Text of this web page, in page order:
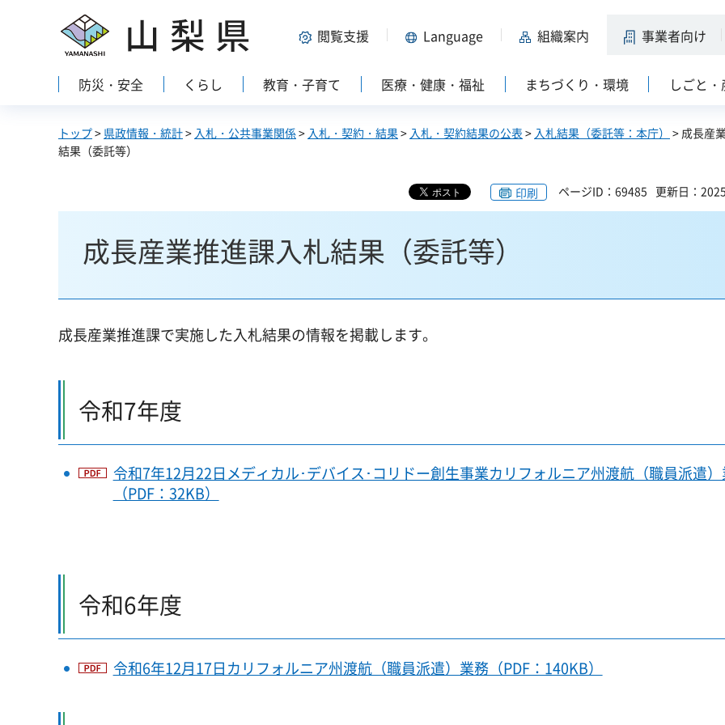
山梨県 閲覧支援 Language 組織案内 事業者向け
防災・安全 くらし 教育・子育て 医療・健康・福祉 まちづくり・環境 しごと
トップ> 県政情報・統計> 入札・公共事業関係> 入札・契約・結果> 入札・契約結果の公表 > 入札結果（委託等：本庁） > 成長産
結果（委託等）
印刷 ページID：69485 更新日：
成長産業推進課入札結果（委託等）
成長産業推進課で実施した入札結果の情報を掲載します。
令和7年度
令和7年12月22日メディカル･デバイス･コリドー創生事業カリフォルニア州渡航（職員派遣
（PDF：32KB）
令和6年度
令和6年12月17日カリフォルニア州渡航（職員派遣）業務（PDF：140KB）